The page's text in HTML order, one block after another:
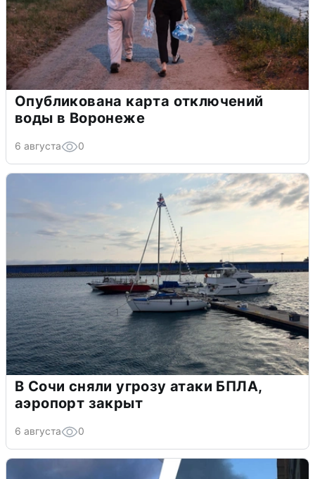
Опубликована карта отключений
воды в Воронеже
6 августа 0
В Сочи сняли угрозу атаки БПЛА,
аэропорт закрыт
6 августа 0